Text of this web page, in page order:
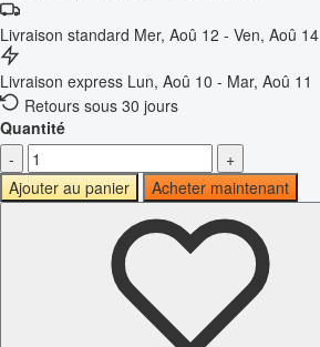
Livraison standard Mer, Aoû 12 - Ven, Aoû 14
Livraison express Lun, Aoû 10 - Mar, Aoû 11
Retours sous 30 jours
Quantité
-
+
Ajouter au panier
Acheter maintenant